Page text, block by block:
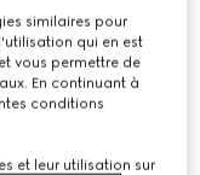
similaires pour
qui en est
vous permettre de
En continuant à
conditions
et leur utilisation sur